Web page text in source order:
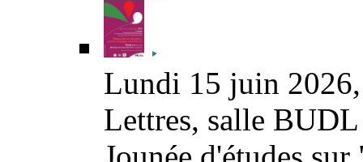
Lundi 15 juin
Lettres, salle